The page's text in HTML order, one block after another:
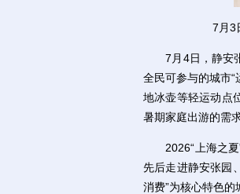
7月3
7月4日，静安张
全民可参与的城市
地冰壶等轻运动点
暑期家庭出游的需
2026“上海之夏”
先后走进静安张园
消费”为核心特色的